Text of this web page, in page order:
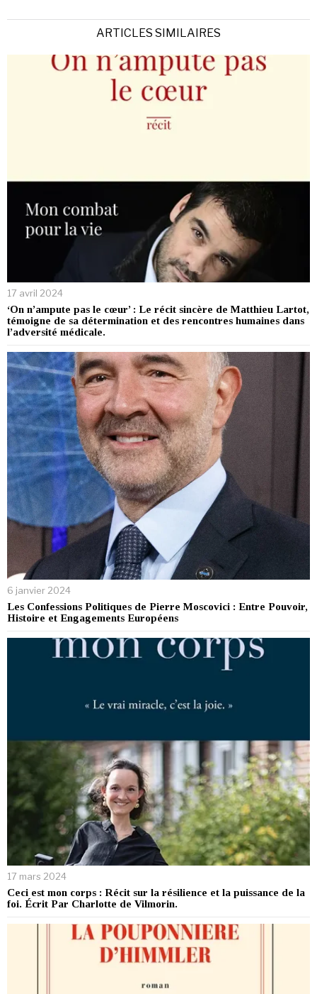
ARTICLES SIMILAIRES
17 avril 2024
‘On n’ampute pas le cœur’ : Le récit sincère de Matthieu Lartot,
témoigne de sa détermination et des rencontres humaines dans
l’adversité médicale.
6 janvier 2024
Les Confessions Politiques de Pierre Moscovici : Entre Pouvoir,
Histoire et Engagements Européens
17 mars 2024
Ceci est mon corps : Récit sur la résilience et la puissance de la
foi. Écrit Par Charlotte de Vilmorin.